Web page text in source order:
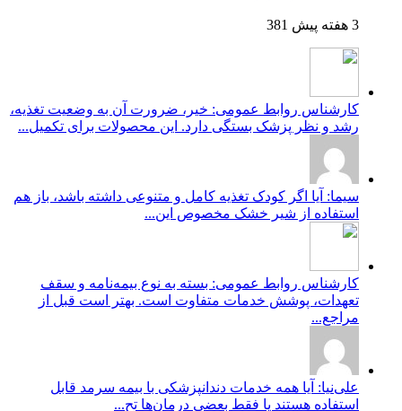
3 هفته پیش 381
کارشناس روابط عمومی: خیر، ضرورت آن به وضعیت تغذیه،
رشد و نظر پزشک بستگی دارد. این محصولات برای تکمیل...
سیما: آیا اگر کودک تغذیه کامل و متنوعی داشته باشد، باز هم
استفاده از شیر خشک مخصوص این...
کارشناس روابط عمومی: بسته به نوع بیمه‌نامه و سقف
تعهدات، پوشش خدمات متفاوت است. بهتر است قبل از
مراجع...
علی‌نیا: آیا همه خدمات دندانپزشکی با بیمه سرمد قابل
استفاده هستند یا فقط بعضی درمان‌ها تح...